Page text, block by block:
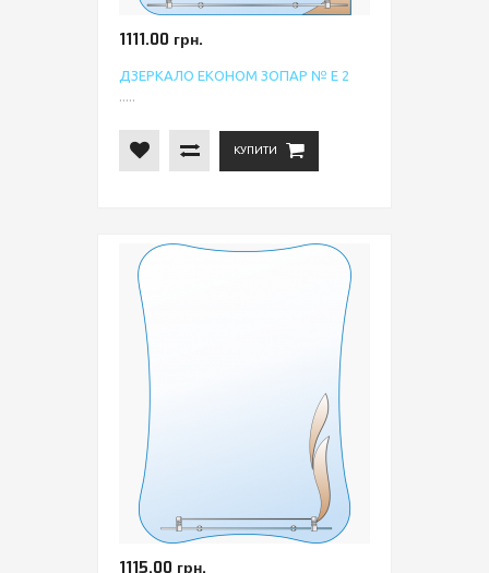
1111.00 грн.
ДЗЕРКАЛО ЕКОНОМ ЗОПАР № Е 2
.....
КУПИТИ
1115.00 грн.